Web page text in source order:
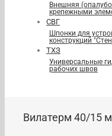
Внешняя
крепежными
СВГ
Шпонки для
конструкций
ТХЗ
Универсальные
рабочих швов
Вилатерм 40/15